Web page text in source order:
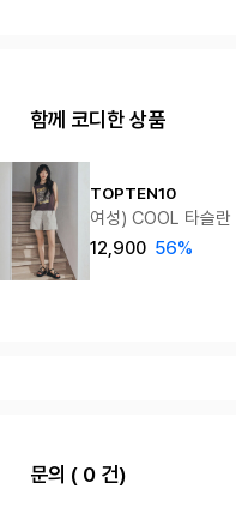
함께 코디한 상품
TOPTEN10
여성) COOL 타슬란
12,900 56%
문의 ( 0 건)